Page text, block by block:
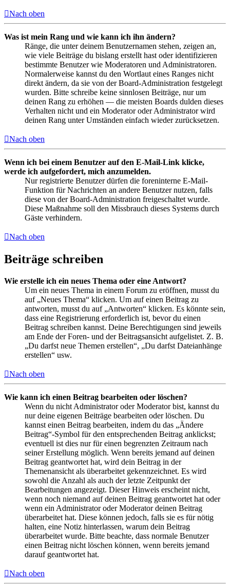
Nach oben
Was ist mein Rang und wie kann ich ihn ändern?
Ränge, die unter deinem Benutzernamen stehen, zeigen an,
wie viele Beiträge du bislang erstellt hast oder identifizieren
bestimmte Benutzer wie Moderatoren und Administratoren.
Normalerweise kannst du den Wortlaut eines Ranges nicht
direkt ändern, da sie von der Board-Administration festgelegt
wurden. Bitte schreibe keine sinnlosen Beiträge, nur um
deinen Rang zu erhöhen — die meisten Boards dulden dieses
Verhalten nicht und ein Moderator oder Administrator wird
deinen Rang unter Umständen einfach wieder zurücksetzen.
Nach oben
Wenn ich bei einem Benutzer auf den E-Mail-Link klicke,
werde ich aufgefordert, mich anzumelden.
Nur registrierte Benutzer dürfen die foreninterne E-Mail-
Funktion für Nachrichten an andere Benutzer nutzen, falls
diese von der Board-Administration freigeschaltet wurde.
Diese Maßnahme soll den Missbrauch dieses Systems durch
Gäste verhindern.
Nach oben
Beiträge schreiben
Wie erstelle ich ein neues Thema oder eine Antwort?
Um ein neues Thema in einem Forum zu eröffnen, musst du
auf „Neues Thema“ klicken. Um auf einen Beitrag zu
antworten, musst du auf „Antworten“ klicken. Es könnte sein,
dass eine Registrierung erforderlich ist, bevor du einen
Beitrag schreiben kannst. Deine Berechtigungen sind jeweils
am Ende der Foren- und der Beitragsansicht aufgelistet. Z. B.
„Du darfst neue Themen erstellen“, „Du darfst Dateianhänge
erstellen“ usw.
Nach oben
Wie kann ich einen Beitrag bearbeiten oder löschen?
Wenn du nicht Administrator oder Moderator bist, kannst du
nur deine eigenen Beiträge bearbeiten oder löschen. Du
kannst einen Beitrag bearbeiten, indem du das „Ändere
Beitrag“-Symbol für den entsprechenden Beitrag anklickst;
eventuell ist dies nur für einen begrenzten Zeitraum nach
seiner Erstellung möglich. Wenn bereits jemand auf deinen
Beitrag geantwortet hat, wird dein Beitrag in der
Themenansicht als überarbeitet gekennzeichnet. Es wird
sowohl die Anzahl als auch der letzte Zeitpunkt der
Bearbeitungen angezeigt. Dieser Hinweis erscheint nicht,
wenn noch niemand auf deinen Beitrag geantwortet hat oder
wenn ein Administrator oder Moderator deinen Beitrag
überarbeitet hat. Diese können jedoch, falls sie es für nötig
halten, eine Notiz hinterlassen, warum dein Beitrag
überarbeitet wurde. Bitte beachte, dass normale Benutzer
einen Beitrag nicht löschen können, wenn bereits jemand
darauf geantwortet hat.
Nach oben